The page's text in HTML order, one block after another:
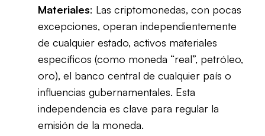
Materiales: Las criptomonedas, con pocas
excepciones, operan independientemente
de cualquier estado, activos materiales
específicos (como moneda “real”, petróleo,
oro), el banco central de cualquier país o
influencias gubernamentales. Esta
independencia es clave para regular la
emisión de la moneda.